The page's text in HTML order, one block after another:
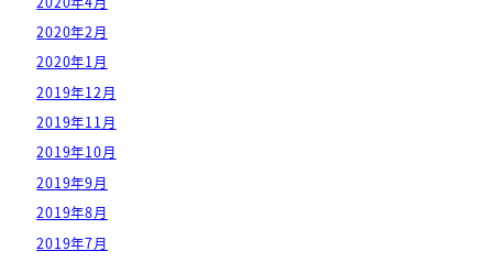
2020年2月
2020年1月
2019年12月
2019年11月
2019年10月
2019年9月
2019年8月
2019年7月